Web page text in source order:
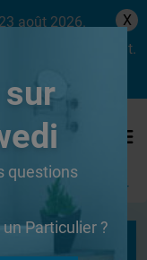
août 2026.
dès le lundi 24 août.
X
Se connecter
sur
questions
Particulier ?